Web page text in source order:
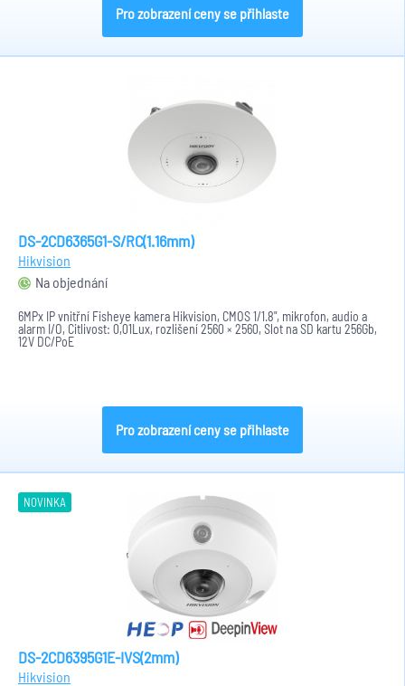
Pro zobrazení ceny se přihlaste
DS-2CD6365G1-S/RC(1.16mm)
Hikvision
Na objednání
6MPx IP vnitřní Fisheye kamera Hikvision, CMOS 1/1.8", mikrofon, audio a
alarm I/O, Citlivost: 0,01Lux, rozlišení 2560 × 2560, Slot na SD kartu 256Gb,
12V DC/PoE
Pro zobrazení ceny se přihlaste
NOVINKA
DS-2CD6395G1E-IVS(2mm)
Hikvision